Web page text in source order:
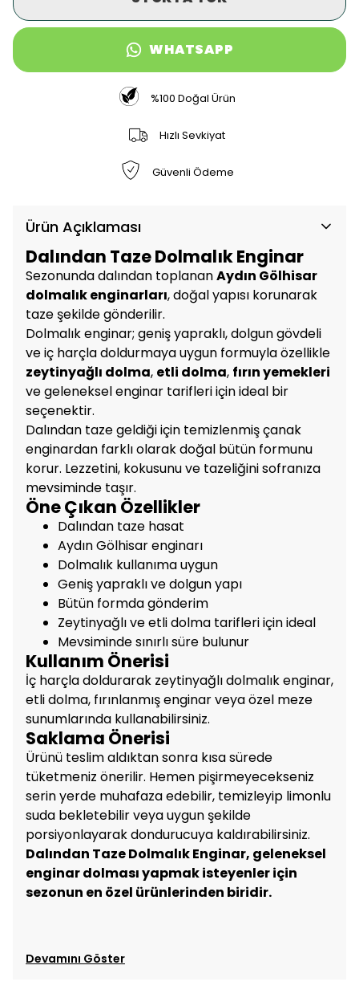
WHATSAPP
%100 Doğal Ürün
Hızlı Sevkiyat
Güvenli Ödeme
Ürün Açıklaması
Dalından Taze Dolmalık Enginar
Sezonunda dalından toplananAydın Gölhisar
dolmalık enginarları, doğal yapısı korunarak
taze şekilde gönderilir.
Dolmalık enginar; geniş yapraklı, dolgun gövdeli
ve iç harçla doldurmaya uygun formuyla özellikle
zeytinyağlı dolma, etli dolma, fırın yemekleri
ve geleneksel enginar tarifleri için ideal bir
seçenektir.
Dalından taze geldiği için temizlenmiş çanak
enginardan farklı olarak doğal bütün formunu
korur. Lezzetini, kokusunu ve tazeliğini sofranıza
mevsiminde taşır.
Öne Çıkan Özellikler
Dalından taze hasat
Aydın Gölhisar enginarı
Dolmalık kullanıma uygun
Geniş yapraklı ve dolgun yapı
Bütün formda gönderim
Zeytinyağlı ve etli dolma tarifleri için ideal
Mevsiminde sınırlı süre bulunur
Kullanım Önerisi
İç harçla doldurarak zeytinyağlı dolmalık enginar,
etli dolma, fırınlanmış enginar veya özel meze
sunumlarında kullanabilirsiniz.
Saklama Önerisi
Ürünü teslim aldıktan sonra kısa sürede
tüketmeniz önerilir. Hemen pişirmeyecekseniz
serin yerde muhafaza edebilir, temizleyip limonlu
suda bekletebilir veya uygun şekilde
porsiyonlayarak dondurucuya kaldırabilirsiniz.
Dalından Taze Dolmalık Enginar, geleneksel
enginar dolması yapmak isteyenler için
sezonun en özel ürünlerinden biridir.
Devamını Göster